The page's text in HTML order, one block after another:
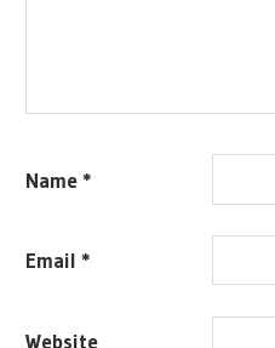
Name *
Email *
Website